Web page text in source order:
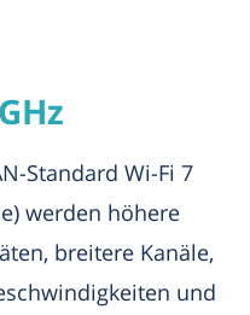
Standard Wi-Fi 7
werden höhere
breitere Kanäle,
und